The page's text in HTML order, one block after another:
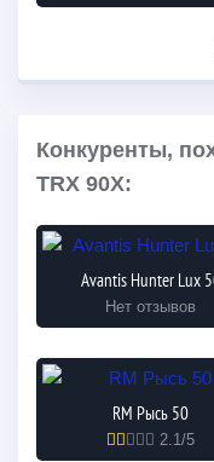
Конкуренты,
TRX 90X:
Avantis Hunter Lux
Нет отзывов
RM Рысь 50
2.1/5